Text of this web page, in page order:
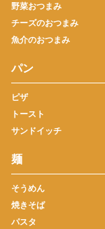
野菜おつまみ
チーズのおつまみ
魚介のおつまみ
パン
ピザ
トースト
サンドイッチ
麺
そうめん
焼きそば
パスタ